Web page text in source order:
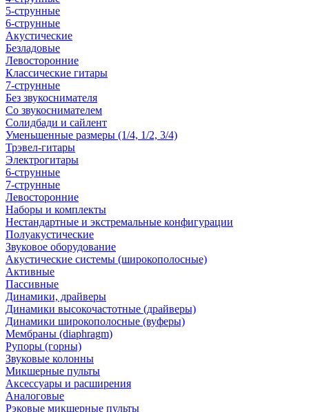
5-струнные
6-струнные
Акустические
Безладовые
Левосторонние
Классические гитары
7-струнные
Без звукоснимателя
Со звукоснимателем
Солидбади и сайлент
Уменьшенные размеры (1/4, 1/2, 3/4)
Трэвел-гитары
Электрогитары
6-струнные
7-струнные
Левосторонние
Наборы и комплекты
Нестандартные и экстремальные конфигурации
Полуакустические
Звуковое оборудование
Акустические системы (широкополосные)
Активные
Пассивные
Динамики, драйверы
Динамики высокочастотные (драйверы)
Динамики широкополосные (вуферы)
Мембраны (diaphragm)
Рупоры (горны)
Звуковые колонны
Микшерные пульты
Аксессуары и расширения
Аналоговые
Рэковые микшерные пульты